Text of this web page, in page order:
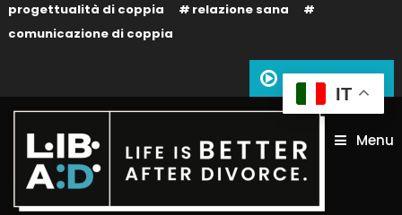
progettualità di coppia
relazione sana
comunicazione di coppia
Siamo in onda
Menu
IT